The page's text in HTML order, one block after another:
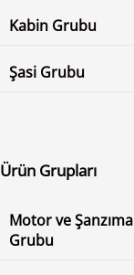
Kabin Grubu
Şasi Grubu
Ürün Grupları
Motor ve
Grubu